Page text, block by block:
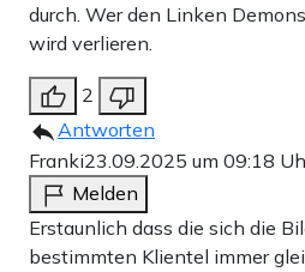
durch. Wer den Linken
wird verlieren.
2
Antworten
Franki23.09.2025 um 09:18
Melden
Erstaunlich dass die sich die
bestimmten Klientel immer